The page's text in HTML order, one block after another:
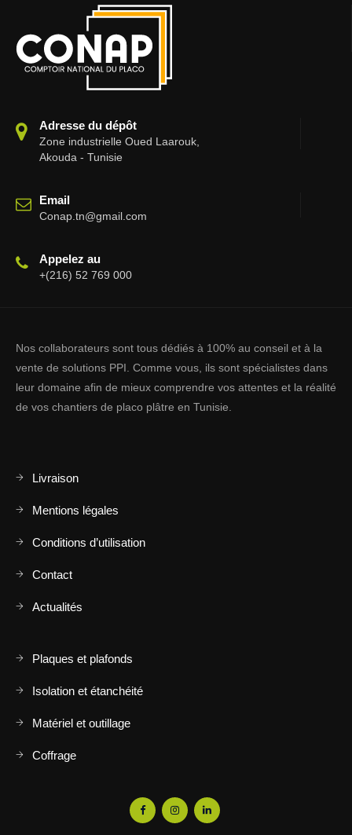
Adresse du dépôt
Zone industrielle Oued Laarouk,
Akouda - Tunisie
Email
Conap.tn@gmail.com
Appelez au
+(216) 52 769 000
Nos collaborateurs sont tous dédiés à 100% au conseil et à la
vente de solutions PPI. Comme vous, ils sont spécialistes dans
leur domaine afin de mieux comprendre vos attentes et la réalité
de vos chantiers de placo plâtre en Tunisie.
Livraison
Mentions légales
Conditions d’utilisation
Contact
Actualités
Plaques et plafonds
Isolation et étanchéité
Matériel et outillage
Coffrage